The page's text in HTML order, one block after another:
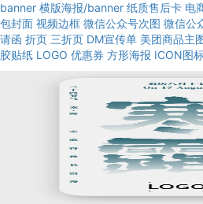
banner 横版海报/banner 纸质售后卡 电
包封面 视频边框 微信公众号次图 微信公
请函 折页 三折页 DM宣传单 美团商品主
胶贴纸 LOGO 优惠券 方形海报 ICON图